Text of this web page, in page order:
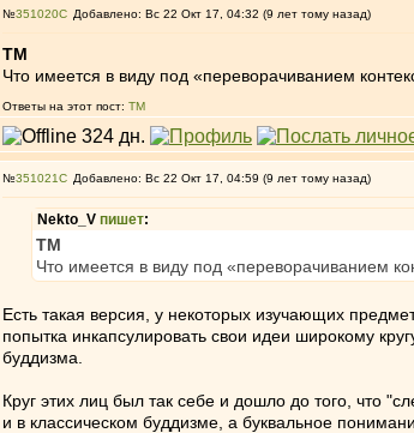
№351020 Добавлено: Вс 22 Окт 17, 04:32 (9 лет тому назад)
ТМ
Что имеется в виду под «переворачиванием
Ответы на этот пост: ТМ
№351021 Добавлено: Вс 22 Окт 17, 04:59 (9 лет тому назад)
Nekto_V пишет:
ТМ
Что имеется в виду под «переворачиванием
Есть такая версия, у некоторых изучающих
попытка инкапсулировать свои идеи широкому
буддизма.
Круг этих лиц был так себе и дошло до того, что
и в классическом буддизме, а буквальное